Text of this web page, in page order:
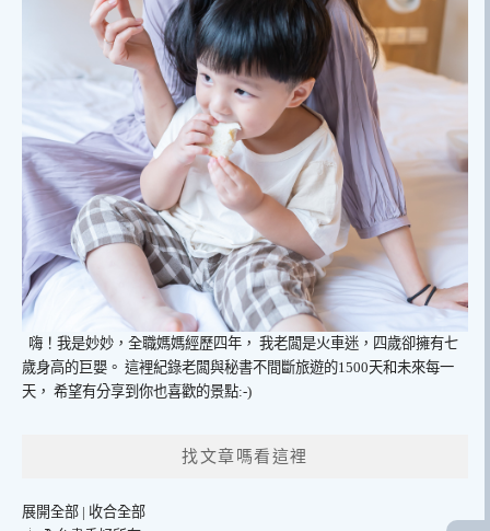
嗨！我是妙妙，全職媽媽經歷四年， 我老闆是火車迷，四歲卻擁有七
歲身高的巨嬰。 這裡紀錄老闆與秘書不間斷旅遊的1500天和未來每一
天， 希望有分享到你也喜歡的景點:-)
找文章嗎看這裡
展開全部 | 收合全部